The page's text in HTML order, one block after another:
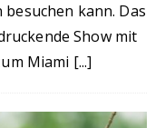
kann. Das
Show mit
Miami [...]